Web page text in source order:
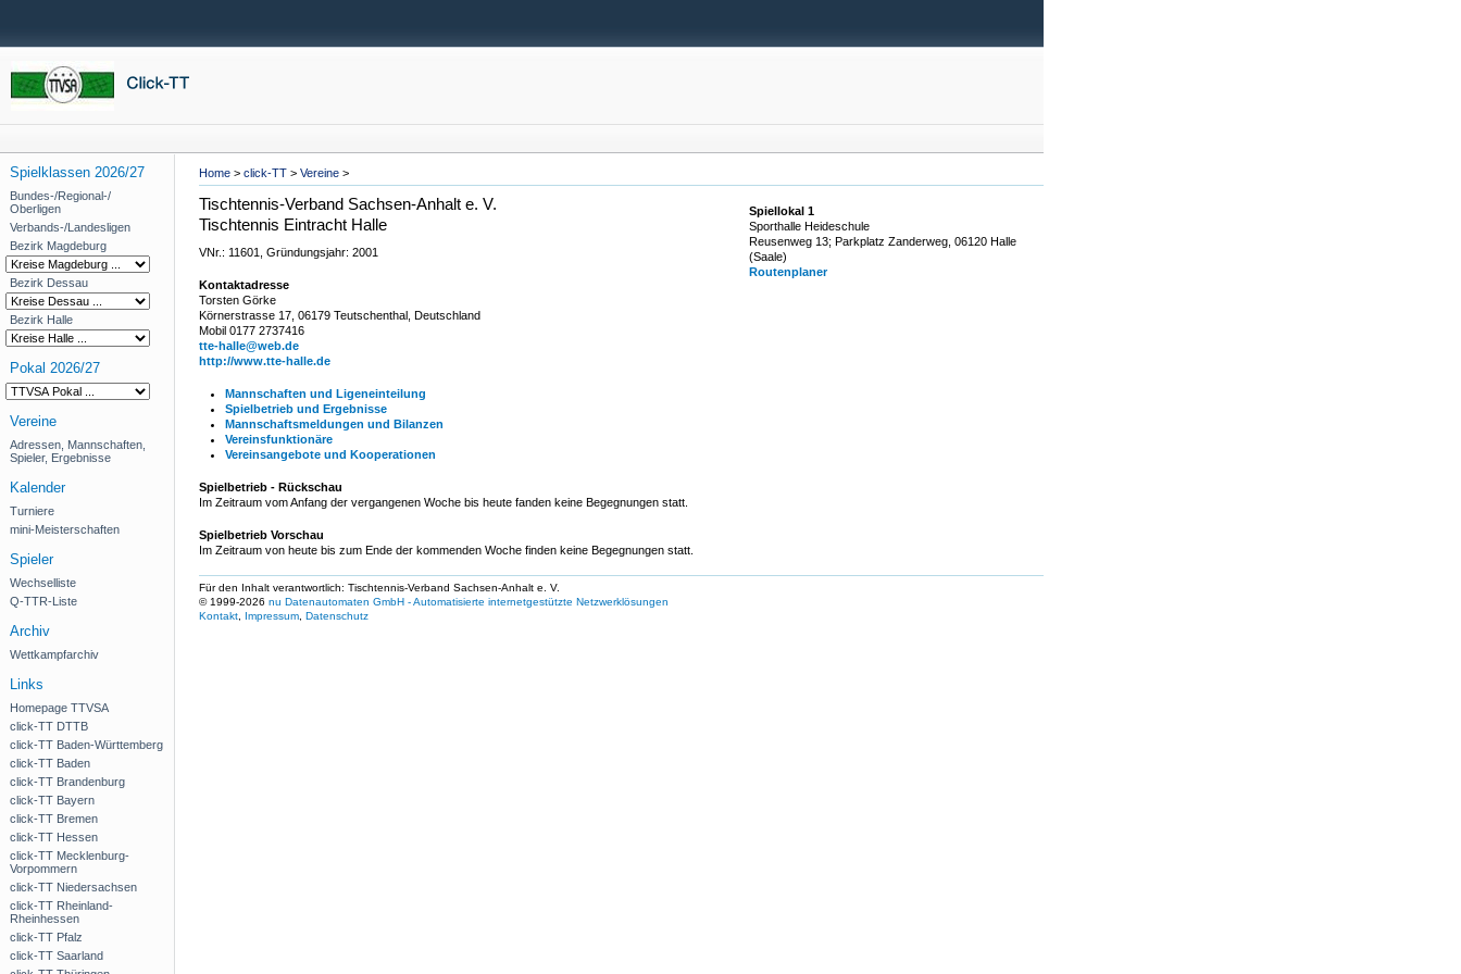
Home > click-TT > Vereine >
Spielklassen 2026/27
Bundes-/Regional-/
Oberligen
Verbands-/Landesligen
Bezirk Magdeburg
Bezirk Dessau
Bezirk Halle
Pokal 2026/27
Vereine
Adressen, Mannschaften,
Spieler, Ergebnisse
Kalender
Turniere
mini-Meisterschaften
Spieler
Wechselliste
Q-TTR-Liste
Archiv
Wettkampfarchiv
Links
Homepage TTVSA
click-TT DTTB
click-TT Baden-Württemberg
click-TT Baden
click-TT Brandenburg
click-TT Bayern
click-TT Bremen
click-TT Hessen
click-TT Mecklenburg-
Vorpommern
click-TT Niedersachsen
click-TT Rheinland-
Rheinhessen
click-TT Pfalz
click-TT Saarland
Tischtennis-Verband Sachsen-Anhalt e. V.
Tischtennis Eintracht Halle
VNr.: 11601, Gründungsjahr: 2001
Kontaktadresse
Torsten Görke
Körnerstrasse 17, 06179 Teutschenthal, Deutschland
Mobil 0177 2737416
tte-halle@web.de
http://www.tte-halle.de
Mannschaften und Ligeneinteilung
Spielbetrieb und Ergebnisse
Mannschaftsmeldungen und Bilanzen
Vereinsfunktionäre
Vereinsangebote und Kooperationen
Spiellokal 1
Sporthalle Heideschule
Reusenweg 13; Parkplatz Zanderweg, 06120 Halle
(Saale)
Routenplaner
Spielbetrieb - Rückschau
Im Zeitraum vom Anfang der vergangenen Woche bis heute fanden keine Begegnungen statt.
Spielbetrieb Vorschau
Im Zeitraum von heute bis zum Ende der kommenden Woche finden keine Begegnungen statt.
Für den Inhalt verantwortlich: Tischtennis-Verband Sachsen-Anhalt e. V.
© 1999-2026 nu Datenautomaten GmbH - Automatisierte internetgestützte Netzwerklösungen
Kontakt
Impressum Datenschutz